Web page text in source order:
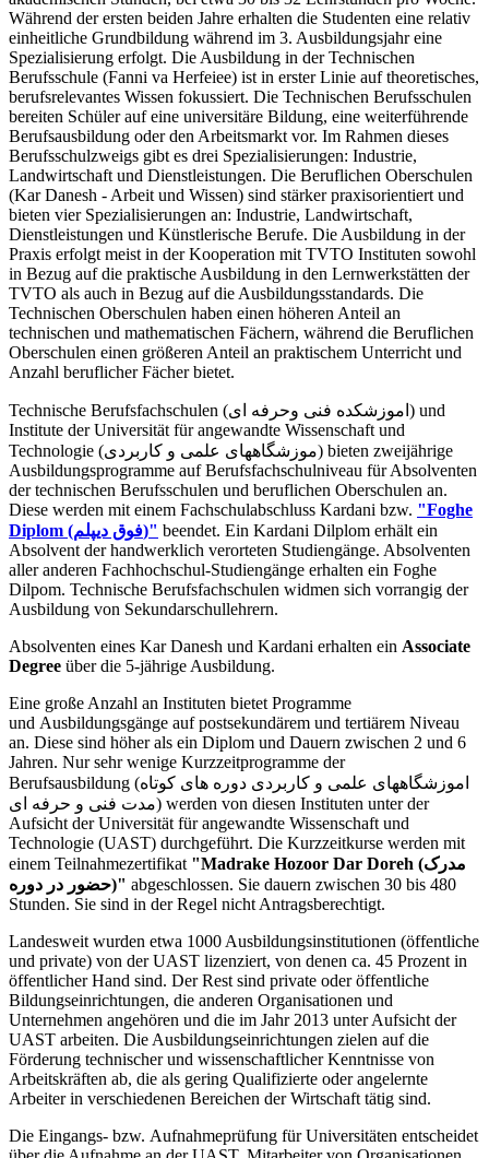
Während der ersten beiden Jahre erhalten die Studenten eine relativ
einheitliche Grundbildung während im 3. Ausbildungsjahr eine
Spezialisierung erfolgt. Die Ausbildung in der Technischen
Berufsschule (Fanni va Herfeiee) ist in erster Linie auf theoretisches,
berufsrelevantes Wissen fokussiert. Die Technischen Berufsschulen
bereiten Schüler auf eine universitäre Bildung, eine weiterführende
Berufsausbildung oder den Arbeitsmarkt vor. Im Rahmen dieses
Berufsschulzweigs gibt es drei Spezialisierungen: Industrie,
Landwirtschaft und Dienstleistungen. Die Beruflichen Oberschulen
(Kar Danesh - Arbeit und Wissen) sind stärker praxisorientiert und
bieten vier Spezialisierungen an: Industrie, Landwirtschaft,
Dienstleistungen und Künstlerische Berufe. Die Ausbildung in der
Praxis erfolgt meist in der Kooperation mit TVTO Instituten sowohl
in Bezug auf die praktische Ausbildung in den Lernwerkstätten der
TVTO als auch in Bezug auf die Ausbildungsstandards. Die
Technischen Oberschulen haben einen höheren Anteil an
technischen und mathematischen Fächern, während die Beruflichen
Oberschulen einen größeren Anteil an praktischem Unterricht und
Anzahl beruflicher Fächer bietet.
Technische Berufsfachschulen (اموزشکده فنی وحرفه ای) und
Institute der Universität für angewandte Wissenschaft und
Technologie (موزشگاههای علمی و کاربردی) bieten zweijährige
Ausbildungsprogramme auf Berufsfachschulniveau für Absolventen
der technischen Berufsschulen und beruflichen Oberschulen an.
Diese werden mit einem Fachschulabschluss Kardani bzw. "Foghe
Diplom (فوق دیپلم)" beendet. Ein Kardani Dilplom erhält ein
Absolvent der handwerklich verorteten Studiengänge. Absolventen
aller anderen Fachhochschul-Studiengänge erhalten ein Foghe
Dilpom. Technische Berufsfachschulen widmen sich vorrangig der
Ausbildung von Sekundarschullehrern.
Absolventen eines Kar Danesh und Kardani erhalten ein Associate
Degree über die 5-jährige Ausbildung.
Eine große Anzahl an Instituten bietet Programme
und Ausbildungsgänge auf postsekundärem und tertiärem Niveau
an. Diese sind höher als ein Diplom und Dauern zwischen 2 und 6
Jahren. Nur sehr wenige Kurzzeitprogramme der
Berufsausbildung (اموزشگاههای علمی و کاربردی دوره های کوتاه
مدت فنی و حرفه ای) werden von diesen Instituten unter der
Aufsicht der Universität für angewandte Wissenschaft und
Technologie (UAST) durchgeführt. Die Kurzzeitkurse werden mit
einem Teilnahmezertifikat "Madrake Hozoor Dar Doreh (مدرک
حضور در دوره)" abgeschlossen. Sie dauern zwischen 30 bis 480
Stunden. Sie sind in der Regel nicht Antragsberechtigt.
Landesweit wurden etwa 1000 Ausbildungsinstitutionen (öffentliche
und private) von der UAST lizenziert, von denen ca. 45 Prozent in
öffentlicher Hand sind. Der Rest sind private oder öffentliche
Bildungseinrichtungen, die anderen Organisationen und
Unternehmen angehören und die im Jahr 2013 unter Aufsicht der
UAST arbeiten. Die Ausbildungseinrichtungen zielen auf die
Förderung technischer und wissenschaftlicher Kenntnisse von
Arbeitskräften ab, die als gering Qualifizierte oder angelernte
Arbeiter in verschiedenen Bereichen der Wirtschaft tätig sind.
Die Eingangs- bzw. Aufnahmeprüfung für Universitäten entscheidet